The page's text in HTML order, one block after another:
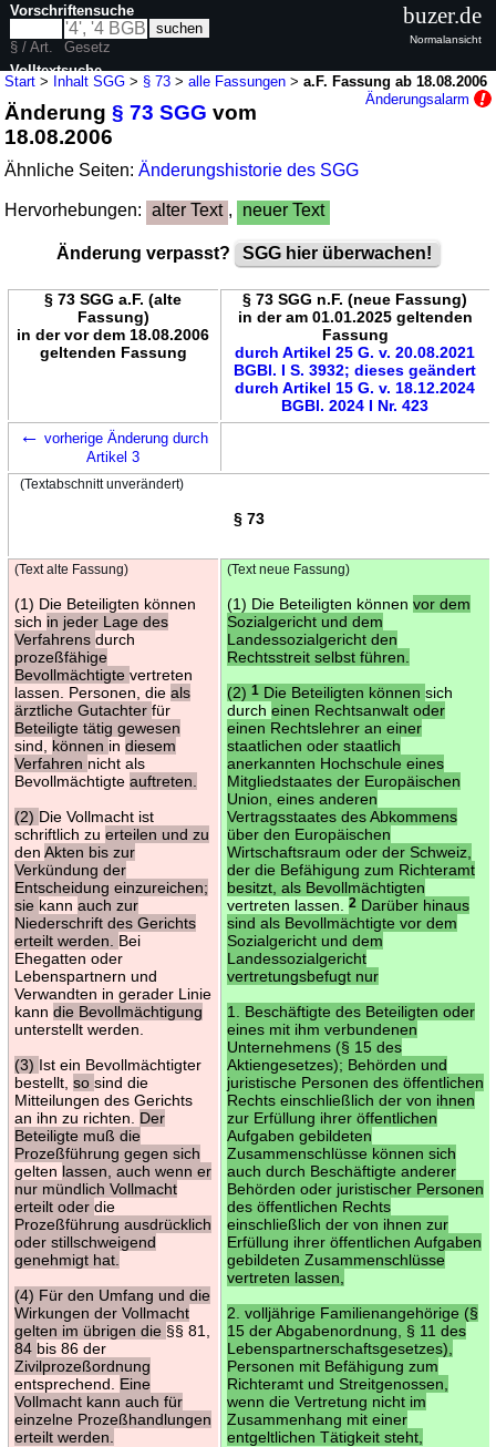
Start > Inhalt SGG > § 73 >alle Fassungen >a.F. Fassung ab 18.08.2006
Änderungsalarm
Änderung§ 73 SGG vom
18.08.2006
Ähnliche Seiten:Änderungshistorie des SGG
Hervorhebungen: alter Text , neuer Text
Änderung verpasst? SGG hier überwachen!
§ 73 SGG a.F. (alte
Fassung)
in der vor dem 18.08.2006
geltenden Fassung
§ 73 SGG n.F. (neue Fassung)
in der am 01.01.2025 geltenden
Fassung
durch Artikel 25 G. v. 20.08.2021
BGBl. I S. 3932; dieses geändert
durch Artikel 15 G. v. 18.12.2024
BGBl. 2024 I Nr. 423
← vorherige Änderung durch
Artikel 3
(Textabschnitt unverändert)
§ 73
(Text alte Fassung)
(1) Die Beteiligten können
sich in jeder Lage des
Verfahrens durch
prozeßfähige
Bevollmächtigte vertreten
lassen. Personen, die als
ärztliche Gutachter für
Beteiligte tätig gewesen
sind, können in diesem
Verfahren nicht als
Bevollmächtigte auftreten.
(2) Die Vollmacht ist
schriftlich zu erteilen und zu
den Akten bis zur
Verkündung der
Entscheidung einzureichen;
sie kann auch zur
Niederschrift des Gerichts
erteilt werden. Bei
Ehegatten oder
Lebenspartnern und
Verwandten in gerader Linie
kann die Bevollmächtigung
unterstellt werden.
(3) Ist ein Bevollmächtigter
bestellt, so sind die
Mitteilungen des Gerichts
an ihn zu richten. Der
Beteiligte muß die
Prozeßführung gegen sich
gelten lassen, auch wenn er
nur mündlich Vollmacht
erteilt oder die
Prozeßführung ausdrücklich
oder stillschweigend
genehmigt hat.
(4) Für den Umfang und die
Wirkungen der Vollmacht
gelten im übrigen die §§ 81,
84 bis 86 der
Zivilprozeßordnung
entsprechend. Eine
Vollmacht kann auch für
einzelne Prozeßhandlungen
erteilt werden.
(Text neue Fassung)
(1) Die Beteiligten können vor dem
Sozialgericht und dem
Landessozialgericht den
Rechtsstreit selbst führen.
(2) 1Die Beteiligten können sich
durch einen Rechtsanwalt oder
einen Rechtslehrer an einer
staatlichen oder staatlich
anerkannten Hochschule eines
Mitgliedstaates der Europäischen
Union, eines anderen
Vertragsstaates des Abkommens
über den Europäischen
Wirtschaftsraum oder der Schweiz,
der die Befähigung zum Richteramt
besitzt, als Bevollmächtigten
vertreten lassen.
2Darüber hinaus
sind als Bevollmächtigte vor dem
Sozialgericht und dem
Landessozialgericht
vertretungsbefugt nur
1. Beschäftigte des Beteiligten oder
eines mit ihm verbundenen
Unternehmens (§ 15 des
Aktiengesetzes); Behörden und
juristische Personen des öffentlichen
Rechts einschließlich der von ihnen
zur Erfüllung ihrer öffentlichen
Aufgaben gebildeten
Zusammenschlüsse können sich
auch durch Beschäftigte anderer
Behörden oder juristischer Personen
des öffentlichen Rechts
einschließlich der von ihnen zur
Erfüllung ihrer öffentlichen Aufgaben
gebildeten Zusammenschlüsse
vertreten lassen,
2. volljährige Familienangehörige (§
15 der Abgabenordnung, § 11 des
Lebenspartnerschaftsgesetzes),
Personen mit Befähigung zum
Richteramt und Streitgenossen,
wenn die Vertretung nicht im
Zusammenhang mit einer
entgeltlichen Tätigkeit steht,
Vorschriftensuche
§ / Art.
Gesetz
Volltextsuche
nur in SGG
buzer.de
Normalansicht